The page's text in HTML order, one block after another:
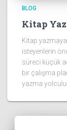
BLOG
Kitap
Kitap
isteyenlerin
süreci küçük
bir çalışma
yazma